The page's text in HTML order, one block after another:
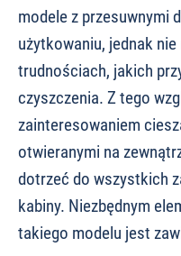
modele z przesuwnymi
użytkowaniu, jednak
trudnościach, jakich
czyszczenia. Z tego
zainteresowaniem
otwieranymi na
dotrzeć do wszystkich
kabiny. Niezbędnym
takiego modelu jest